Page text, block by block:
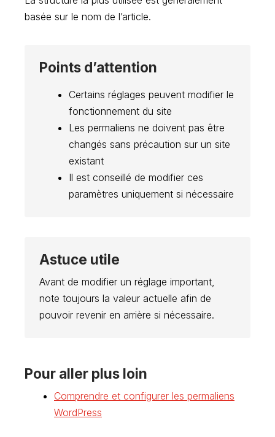
basée sur le nom de l’article.
Points d’attention
Certains réglages peuvent modifier le
fonctionnement du site
Les permaliens ne doivent pas être
changés sans précaution sur un site
existant
Il est conseillé de modifier ces
paramètres uniquement si nécessaire
Astuce utile
Avant de modifier un réglage important,
note toujours la valeur actuelle afin de
pouvoir revenir en arrière si nécessaire.
Pour aller plus loin
Comprendre et configurer les permaliens
WordPress